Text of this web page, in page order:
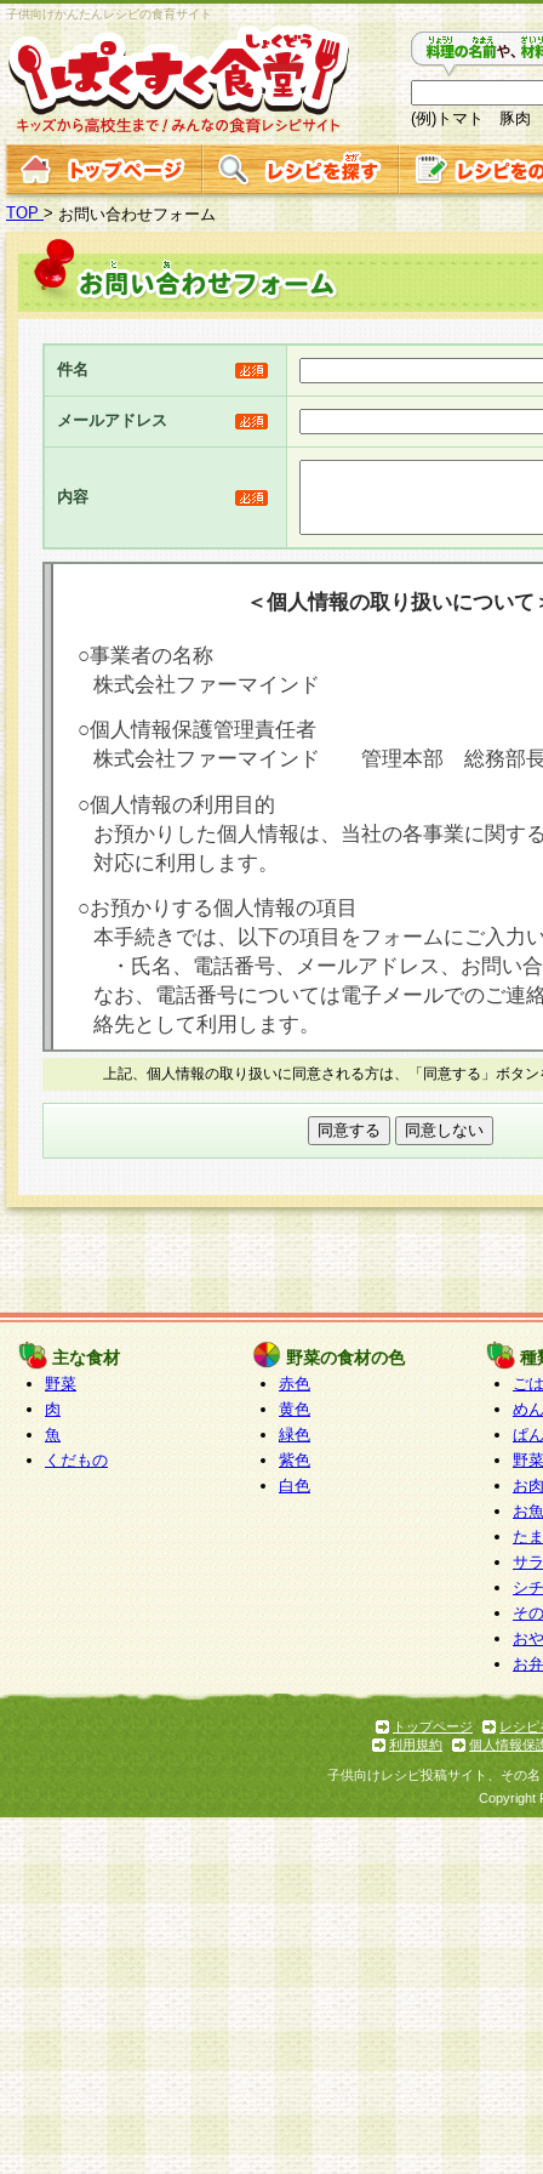
子供向けかんたんレシピの食育サイト
(例)トマト 豚肉
TOP > お問い合わせフォーム
件名
メールアドレス
内容
＜個人情報の取り扱いについて
○事業者の名称
株式会社ファーマインド
○個人情報保護管理責任者
株式会社ファーマインド 管理本部 総務部
○個人情報の利用目的
お預かりした個人情報は、当社の各事業に関す
対応に利用します。
○お預かりする個人情報の項目
本手続きでは、以下の項目をフォームにご入力
・氏名、電話番号、メールアドレス、お問い
なお、電話番号については電子メールでのご連
絡先として利用します。
○本人が容易に認識できない方法による個人情報
本フォームでは、セッション管理のためCookie
○個人情報の第三者提供について
力いただく個人情報は第三者に提供しません。
○個人情報の委託について
個人情報の取り扱いを外部に委託する場合は、
情報管理基準を満たす企業を選定して委託を行
が行われるよう監督します。
○開示対象個人情報の開示等および問い合わせ窓口
本人からの求めにより、当社が本件により取得
報の利用目的の通知・開示・内容の訂正・追加
停止・消去及び第三者への提供の禁止（以下、
といいます。）に応じます。
開示等に応じる窓口は以下になります。
ぱくすく食堂個人情報お客様相談窓口 paku-
m
個人情報を与えることは任意ですが、個人情報
意をいただけない場合には、当社のサービスの
お問い合わせ・ご相談への対応ができない場合
上記、個人情報の取り扱いに同意される方は、「同意する」ボタ
主な食材
野菜
肉
魚
くだもの
野菜の食材の色
赤色
黄色
緑色
紫色
白色
種
ご
めん
ぱん
野
お
お
た
サ
シ
そ
お
お
トップページ
レシピ
利用規約
個人情報保
子供向けレシピ投稿サイト、その
Copyright